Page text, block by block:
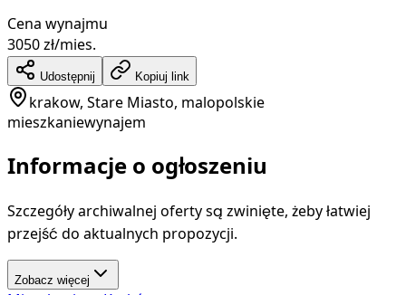
Cena wynajmu
3050zł/mies.
Udostępnij Kopiuj link
krakow, Stare Miasto, malopolskie
mieszkaniewynajem
Informacje o ogłoszeniu
Szczegóły archiwalnej oferty są zwinięte, żeby łatwiej
przejść do aktualnych propozycji.
Zobacz więcej